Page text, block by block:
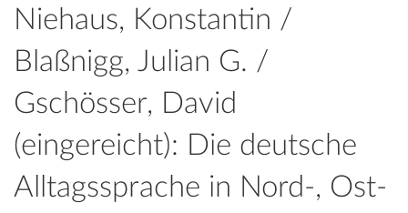
Niehaus, Konstantin /
Blaßnigg, Julian G. /
Gschösser, David
(eingereicht): Die deutsche
Alltagssprache in Nord-, Ost-